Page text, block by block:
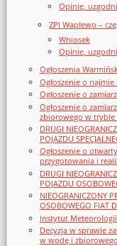
Opinie,
ZPI Waplewo –
Wniosek
Opinie,
Ogłoszenia
Ogłoszenie o
Ogłoszenie o
Ogłoszenie o
zbiorowego w trybie
DRUGI
POJAZDU
Ogłoszenie o
przygotowania i
DRUGI
POJAZDU
NIEOGRANICZONY
OSOBOWEGO FIAT
Instytut
Decyzja w sprawie
w wodę i